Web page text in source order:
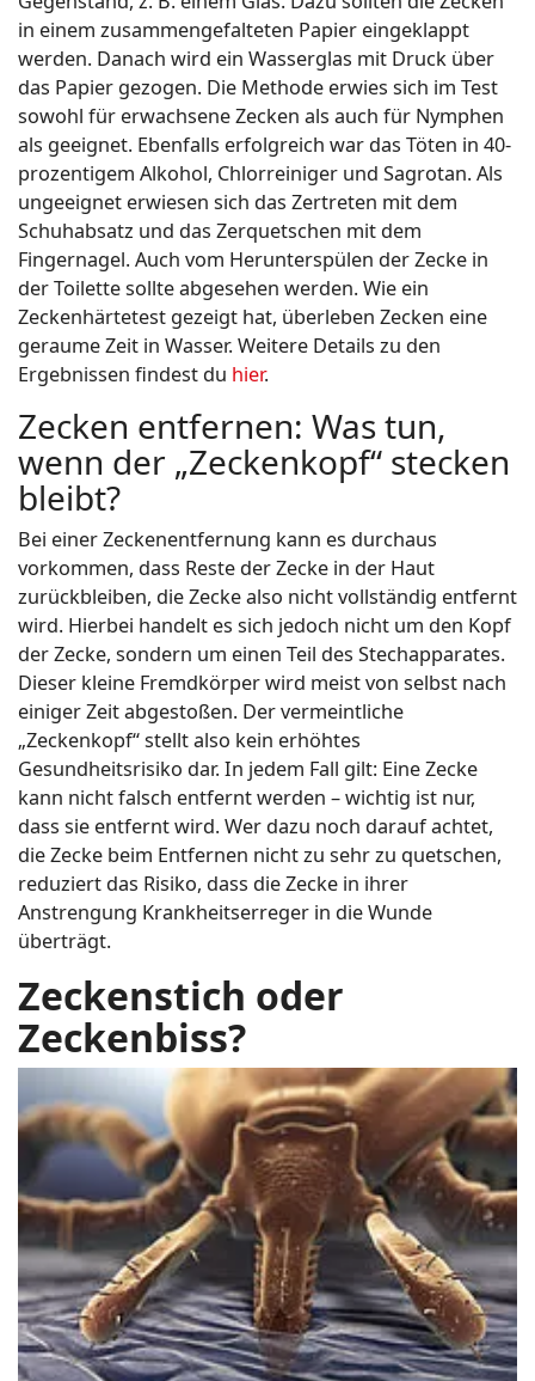
in einem zusammengefalteten Papier eingeklappt
werden. Danach wird ein Wasserglas mit Druck über
das Papier gezogen. Die Methode erwies sich im Test
sowohl für erwachsene Zecken als auch für Nymphen
als geeignet. Ebenfalls erfolgreich war das Töten in 40-
prozentigem Alkohol, Chlorreiniger und Sagrotan. Als
ungeeignet erwiesen sich das Zertreten mit dem
Schuhabsatz und das Zerquetschen mit dem
Fingernagel. Auch vom Herunterspülen der Zecke in
der Toilette sollte abgesehen werden. Wie ein
Zeckenhärtetest gezeigt hat, überleben Zecken eine
geraume Zeit in Wasser. Weitere Details zu den
Ergebnissen findest du hier.
Zecken entfernen: Was tun,
wenn der „Zeckenkopf“ stecken
bleibt?
Bei einer Zeckenentfernung kann es durchaus
vorkommen, dass Reste der Zecke in der Haut
zurückbleiben, die Zecke also nicht vollständig entfernt
wird. Hierbei handelt es sich jedoch nicht um den Kopf
der Zecke, sondern um einen Teil des Stechapparates.
Dieser kleine Fremdkörper wird meist von selbst nach
einiger Zeit abgestoßen. Der vermeintliche
„Zeckenkopf“ stellt also kein erhöhtes
Gesundheitsrisiko dar. In jedem Fall gilt: Eine Zecke
kann nicht falsch entfernt werden – wichtig ist nur,
dass sie entfernt wird. Wer dazu noch darauf achtet,
die Zecke beim Entfernen nicht zu sehr zu quetschen,
reduziert das Risiko, dass die Zecke in ihrer
Anstrengung Krankheitserreger in die Wunde
überträgt.
Zeckenstich oder
Zeckenbiss?